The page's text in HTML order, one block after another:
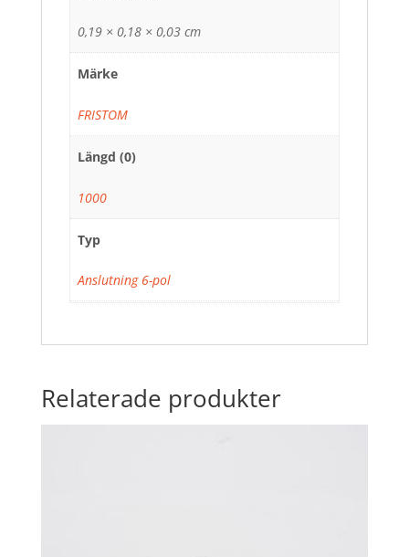
0,19 × 0,18 × 0,03 cm
Märke
FRISTOM
Längd (0)
1000
Typ
Anslutning 6-pol
Relaterade produkter